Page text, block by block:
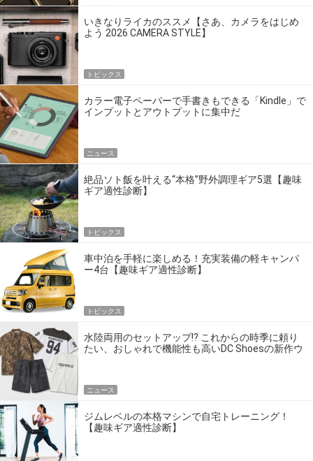
いきなりライカのススメ【さあ、カメラをはじめ
よう 2026 CAMERA STYLE】
トピックス
カラー電子ペーパーで手書きもできる「Kindle」で
インプットとアウトプットに集中だ
ニュース
絶品ソト飯を叶える“本格”野外調理ギア5選【趣味
ギア適性診断】
トピックス
車中泊を手軽に楽しめる！充実装備の軽キャンパ
ー4台【趣味ギア適性診断】
トピックス
水陸両用のセットアップ!? これからの時季に頼り
たい、おしゃれで機能性も高いDC Shoesの新作ウ
ニュース
ジムレベルの本格マシンで自宅トレーニング！
【趣味ギア適性診断】